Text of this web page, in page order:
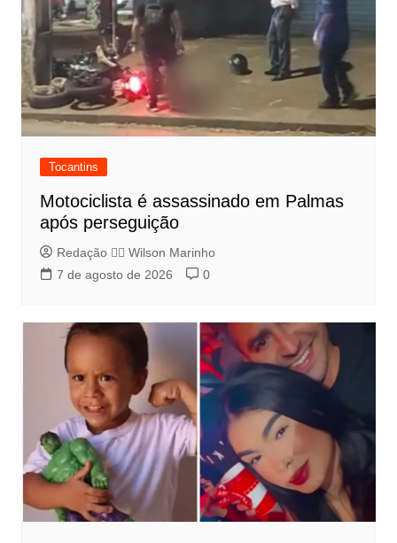
Tocantins
Motociclista é assassinado em Palmas
após perseguição
Redação 👨‍⚖️​ Wilson Marinho
7 de agosto de 2026
0